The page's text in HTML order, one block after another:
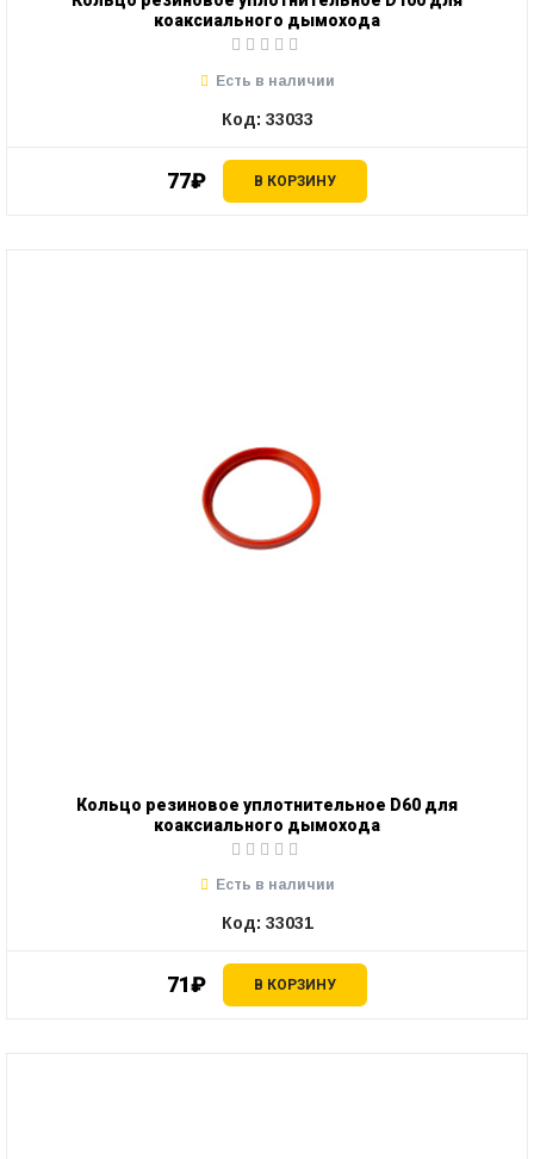
коаксиального дымохода
77₽ В КОРЗИНУ
Есть в наличии
Код: 33033
Кольцо резиновое уплотнительное D60 для
коаксиального дымохода
71₽ В КОРЗИНУ
Есть в наличии
Код: 33031